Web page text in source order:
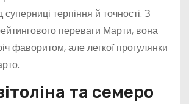
терпіння й точності. З
переваги Марти, вона
фаворитом, але легкої прогулянки
та семеро